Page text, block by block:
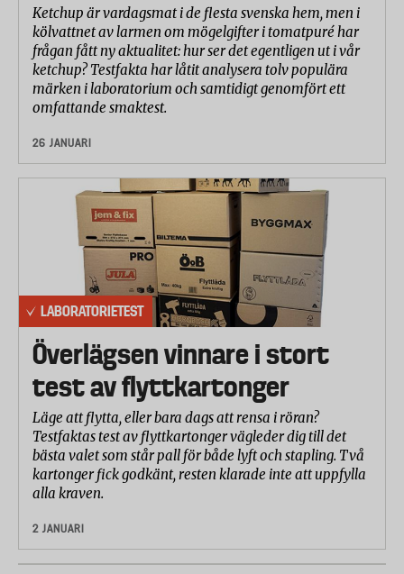
Ketchup är vardagsmat i de flesta svenska hem, men i
kölvattnet av larmen om mögelgifter i tomatpuré har
frågan fått ny aktualitet: hur ser det egentligen ut i vår
ketchup? Testfakta har låtit analysera tolv populära
märken i laboratorium och samtidigt genomfört ett
omfattande smaktest.
26 JANUARI
LABORATORIETEST
Överlägsen vinnare i stort
test av flyttkartonger
Läge att flytta, eller bara dags att rensa i röran?
Testfaktas test av flyttkartonger vägleder dig till det
bästa valet som står pall för både lyft och stapling. Två
kartonger fick godkänt, resten klarade inte att uppfylla
alla kraven.
2 JANUARI